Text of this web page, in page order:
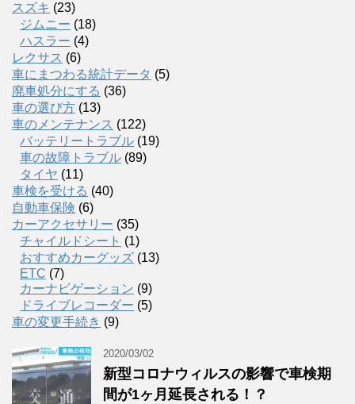
スズキ (23)
ジムニー (18)
ハスラー (4)
レクサス (6)
車にまつわる統計データ (5)
廃車処分にする (36)
車の選び方 (13)
車のメンテナンス (122)
バッテリートラブル (19)
車の故障トラブル (89)
タイヤ (11)
車検を受ける (40)
自動車保険 (6)
カーアクセサリー (35)
チャイルドシート (1)
おすすめカーグッズ (13)
ETC (7)
カーナビゲーション (9)
ドライブレコーダー (5)
車の変更手続き (9)
2020/03/02
新型コロナウィルスの影響で車検期
間が1ヶ月延長される！？